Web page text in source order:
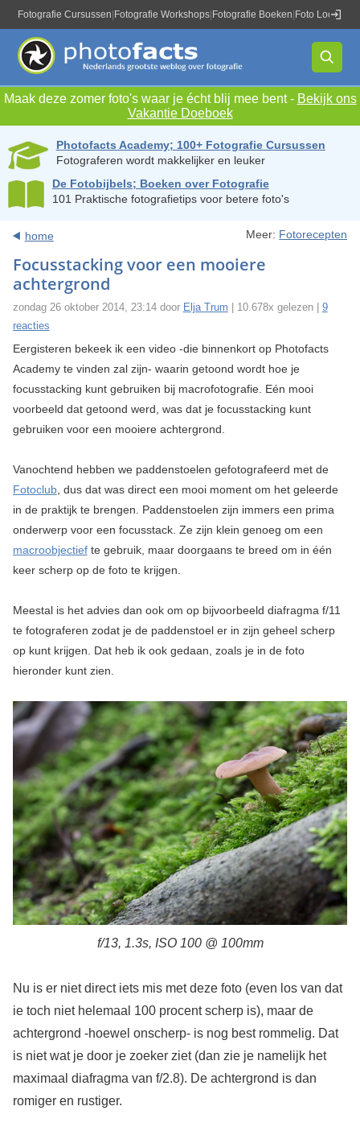
Fotografie Cursussen Fotografie Workshops Fotografie Boeken Foto Locaties
Maak deze zomer foto's waar je écht blij mee bent - Bekijk ons
Vakantie Doeboek
Photofacts Academy; 100+ Fotografie Cursussen
Fotograferen wordt makkelijker en leuker
De Fotobijbels; Boeken over Fotografie
101 Praktische fotografietips voor betere foto's
home Meer: Fotorecepten
Focusstacking voor een mooiere
achtergrond
zondag 26 oktober 2014, 23:14 door Elja Trum | 10.678x gelezen | 9
reacties
Eergisteren bekeek ik een video -die binnenkort op Photofacts
Academy te vinden zal zijn- waarin getoond wordt hoe je
focusstacking kunt gebruiken bij macrofotografie. Eén mooi
voorbeeld dat getoond werd, was dat je focusstacking kunt
gebruiken voor een mooiere achtergrond.
Vanochtend hebben we paddenstoelen gefotografeerd met de
Fotoclub, dus dat was direct een mooi moment om het geleerde
in de praktijk te brengen. Paddenstoelen zijn immers een prima
onderwerp voor een focusstack. Ze zijn klein genoeg om een
macroobjectiefte gebruik, maar doorgaans te breed om in één
keer scherp op de foto te krijgen.
Meestal is het advies dan ook om op bijvoorbeeld diafragma f/11
te fotograferen zodat je de paddenstoel er in zijn geheel scherp
op kunt krijgen. Dat heb ik ook gedaan, zoals je in de foto
hieronder kunt zien.
f/13, 1.3s, ISO 100 @ 100mm
Nu is er niet direct iets mis met deze foto (even los van dat
ie toch niet helemaal 100 procent scherp is), maar de
achtergrond -hoewel onscherp- is nog best rommelig. Dat
is niet wat je door je zoeker ziet (dan zie je namelijk het
maximaal diafragma van f/2.8). De achtergrond is dan
romiger en rustiger.